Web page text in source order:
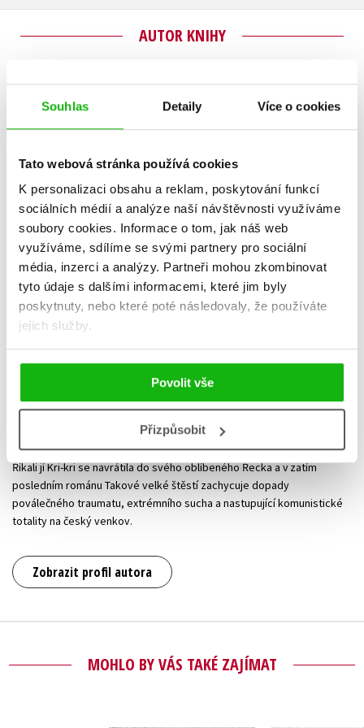
Souhlas Detaily Více o cookies
Tato webová stránka používá cookies
K personalizaci obsahu a reklam, poskytování funkcí
sociálních médií a analýze naší návštěvnosti využíváme
soubory cookies. Informace o tom, jak náš web
využíváme, sdílíme se svými partnery pro sociální
média, inzerci a analýzy. Partneři mohou zkombinovat
tyto údaje s dalšími informacemi, které jim byly
poskytnuty, nebo které poté následovaly, že používáte
jejich služby.
Povolit vše
Přizpůsobit
AUTOR KNIHY
Scarlett Wilková
Scarlett Wilková je spisovatelka a novinářka, která se psaní věnuje od
chvíle, kdy po maturitě nastoupila do redakce podnikového časopisu
píše především pro Magazín DNES, kde se zaměřuje na rozhovory a
témata týkající se společenských trendů. Spolupracovala se
zaznamenala vzpomínky řeckých pamětníků, které inspirovaly její
úspěšný literární debut Až uvidíš moře. Po něm následovaly romány
převážně s tematikou české válečné a poválečné historie. Knihou
Říkali jí Kri-kri se navrátila do svého oblíbeného Řecka a v zatím
posledním románu Takové velké štěstí zachycuje dopady
poválečného traumatu, extrémního sucha a nastupující komunistické
totality na český venkov.
Zobrazit profil autora
MOHLO BY VÁS TAKÉ ZAJÍMAT